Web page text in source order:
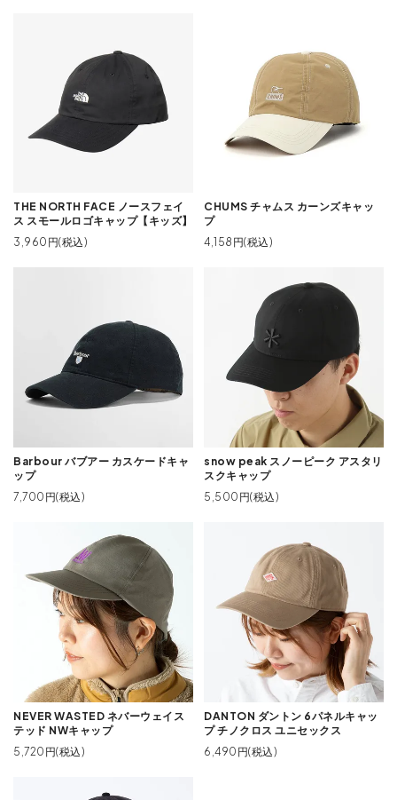
THE NORTH FACE ノースフェイ
ス スモールロゴキャップ【キッズ】
3,960円(税込)
CHUMS チャムス カーンズキャッ
プ
4,158円(税込)
Barbour バブアー カスケードキャ
ップ
7,700円(税込)
snow peak スノーピーク アスタリ
スクキャップ
5,500円(税込)
NEVER WASTED ネバーウェイス
テッド NWキャップ
5,720円(税込)
DANTON ダントン 6パネルキャッ
プ チノクロス ユニセックス
6,490円(税込)